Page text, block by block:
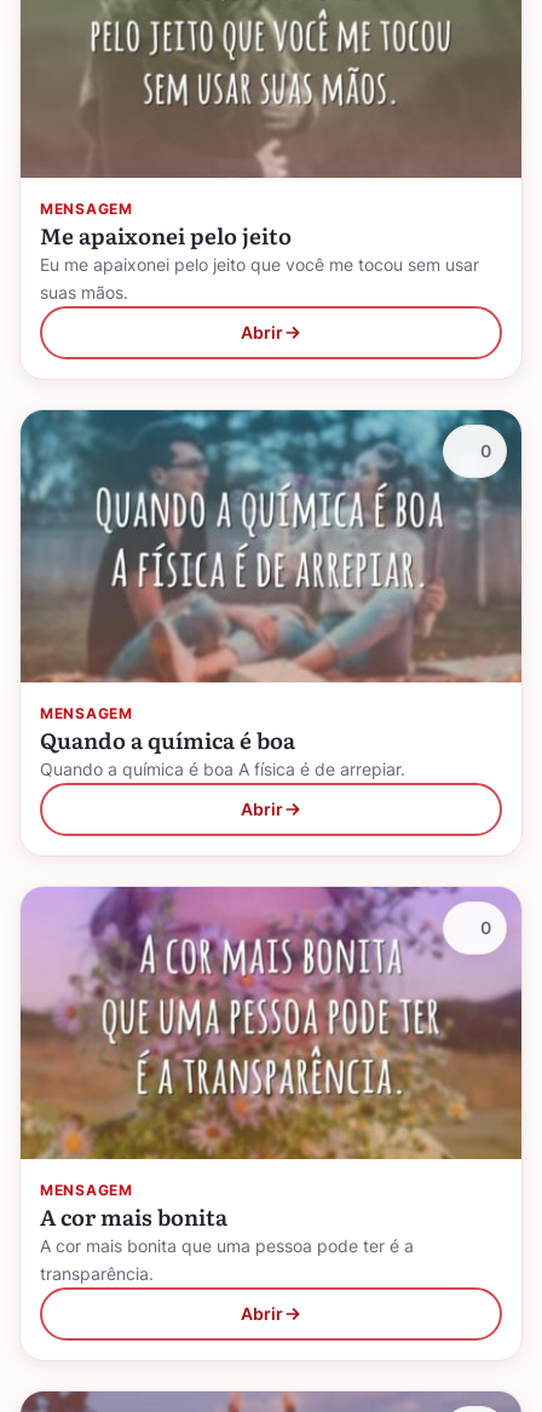
MENSAGEM
Me apaixonei pelo jeito
Eu me apaixonei pelo jeito que você me tocou sem usar
suas mãos.
Abrir
MENSAGEM
Quando a química é boa
Quando a química é boa A física é de arrepiar.
Abrir
0
MENSAGEM
A cor mais bonita
A cor mais bonita que uma pessoa pode ter é a
transparência.
Abrir
0